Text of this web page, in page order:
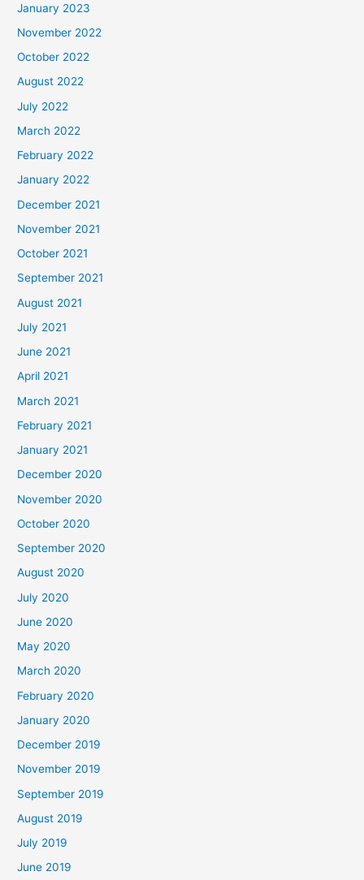
January 2023
November 2022
October 2022
August 2022
July 2022
March 2022
February 2022
January 2022
December 2021
November 2021
October 2021
September 2021
August 2021
July 2021
June 2021
April 2021
March 2021
February 2021
January 2021
December 2020
November 2020
October 2020
September 2020
August 2020
July 2020
June 2020
May 2020
March 2020
February 2020
January 2020
December 2019
November 2019
September 2019
August 2019
July 2019
June 2019